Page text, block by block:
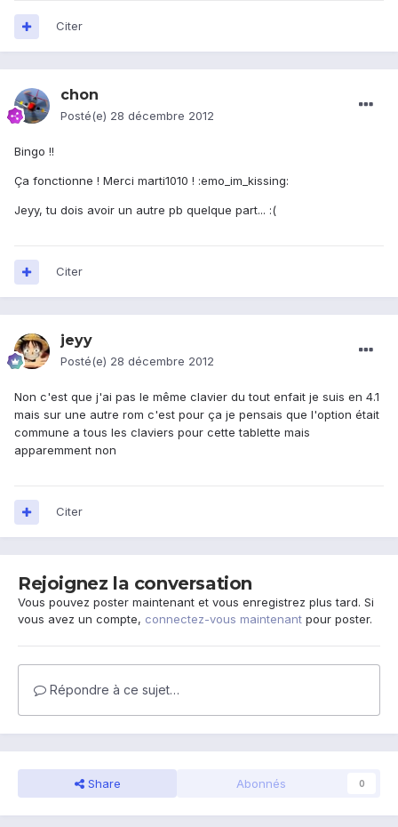
Citer
chon
Posté(e) 28 décembre 2012
Bingo !!
Ça fonctionne ! Merci marti1010 ! :emo_im_kissing:
Jeyy, tu dois avoir un autre pb quelque part... :(
Citer
jeyy
Posté(e) 28 décembre 2012
Non c'est que j'ai pas le même clavier du tout enfait je suis en 4.1
mais sur une autre rom c'est pour ça je pensais que l'option était
commune a tous les claviers pour cette tablette mais
apparemment non
Citer
Rejoignez la conversation
Vous pouvez poster maintenant et vous enregistrez plus tard. Si
vous avez un compte, connectez-vous maintenant pour poster.
Répondre à ce sujet…
Share Abonnés 0